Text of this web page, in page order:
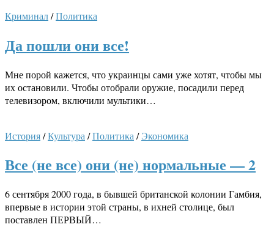
Криминал/Политика
Да пошли они все!
Мне порой кажется, что украинцы сами уже хотят, чтобы мы
их остановили. Чтобы отобрали оружие, посадили перед
телевизором, включили мультики…
История/Культура /Политика /Экономика
Все (не все) они (не) нормальные — 2
6 сентября 2000 года, в бывшей британской колонии Гамбия,
впервые в истории этой страны, в ихней столице, был
поставлен ПЕРВЫЙ…